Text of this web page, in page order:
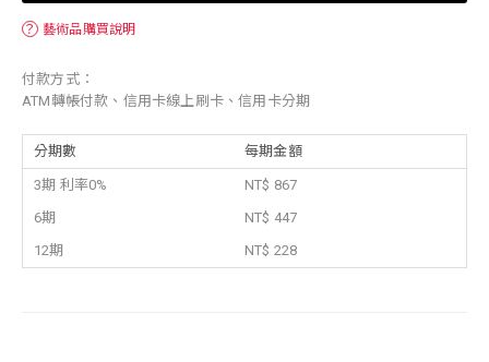
？ 藝術品購買說明
付款方式：
ATM轉帳付款、信用卡線上刷卡、信用卡分期
分期數 每期金額
3期 利率0%
NT$ 867
6期
NT$ 447
12期
NT$ 228